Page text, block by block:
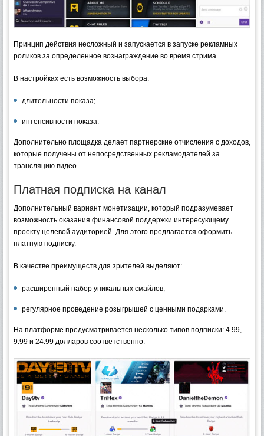
Принцип действия несложный и запускается в запуске рекламных
роликов за определенное вознаграждение во время стрима.
В настройках есть возможность выбора:
длительности показа;
интенсивности показа.
Дополнительно площадка делает партнерские отчисления с доходов,
которые получены от непосредственных рекламодателей за
трансляцию видео.
Платная подписка на канал
Дополнительный вариант монетизации, который подразумевает
возможность оказания финансовой поддержки интересующему
проекту целевой аудиторией. Для этого предлагается оформить
платную подписку.
В качестве преимуществ для зрителей выделяют:
расширенный набор уникальных смайлов;
регулярное проведение розыгрышей с ценными подарками.
На платформе предусматривается несколько типов подписки: 4.99,
9.99 и 24.99 долларов соответственно.